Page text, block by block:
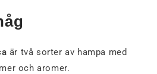
är två sorter av hampa med
och aromer.